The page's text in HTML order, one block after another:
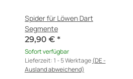
Spider für Löwen Dart
Segmente
29,90 € *
Sofort verfügbar
Lieferzeit:1 - 5 Werktage(DE -
Ausland abweichend)